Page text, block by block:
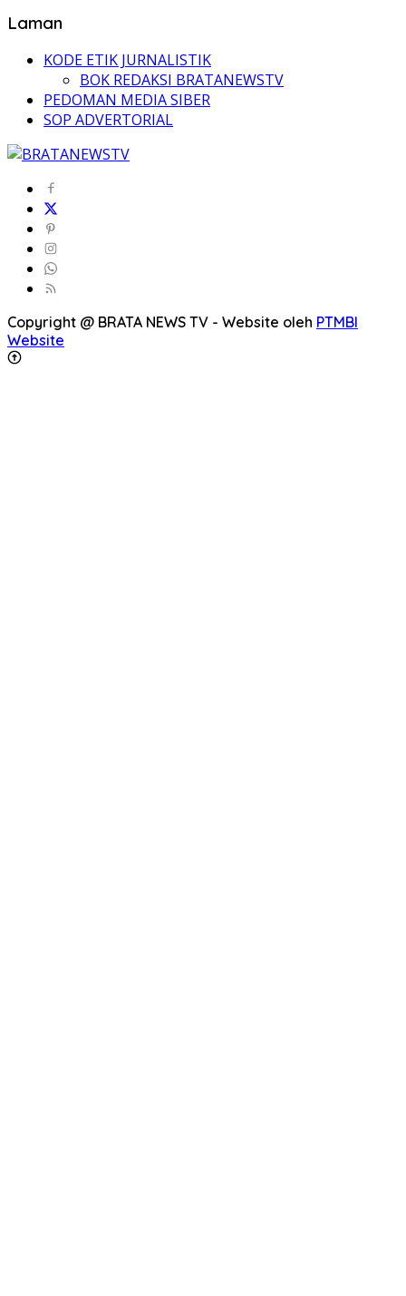
Laman
KODE ETIK JURNALISTIK
BOK REDAKSI BRATANEWSTV
PEDOMAN MEDIA SIBER
SOP ADVERTORIAL
Copyright @ BRATA NEWS TV - Website oleh PTMBI
Website